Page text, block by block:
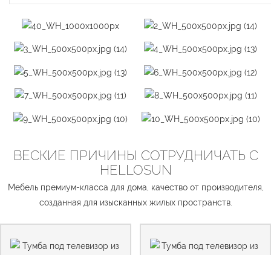
ВЕСКИЕ ПРИЧИНЫ СОТРУДНИЧАТЬ С
HELLOSUN
Мебель премиум-класса для дома, качество от производителя,
созданная для изысканных жилых пространств.